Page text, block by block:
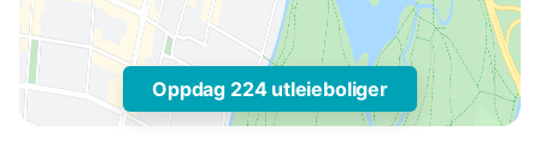
Oppdag 224 utleieboliger